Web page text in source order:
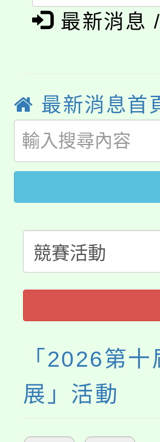
程
「本色祭
局官網。
8月14至27
開!
115年桃園
田徑場及游
桃園市低收
視費優惠，
半價優惠，
者。
大園自造
份教師增能
大溪自造
份教師研習
淨零綠生活
會
115年食農
程
最新消息
最新消息首
「2026第
展」活動